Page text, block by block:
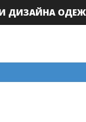
И ДИЗАЙНА